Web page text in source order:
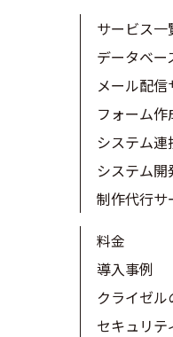
サービス一
データベー
メール配信
フォーム
システム
システム
制作代行サ
料金
導入事例
クライゼル
セキュリテ